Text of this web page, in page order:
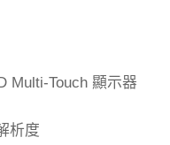
Multi-Touch 顯示器
析度